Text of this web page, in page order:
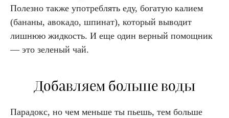
Полезно также употреблять еду, богатую калием
(бананы, авокадо, шпинат), который выводит
лишнюю жидкость. И еще один верный помощник
— это зеленый чай.
Добавляем больше воды
Парадокс, но чем меньше ты пьешь, тем больше